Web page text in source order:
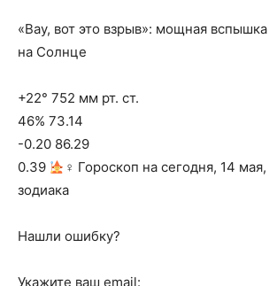
«Вау, вот это взрыв»: мощная
на Солнце
+22° 752 мм рт. ст.
46% 73.14
-0.20 86.29
0.39
‍♀ Гороскоп на сегодня, 14
зодиака
Нашли ошибку?
Укажите ваш email: